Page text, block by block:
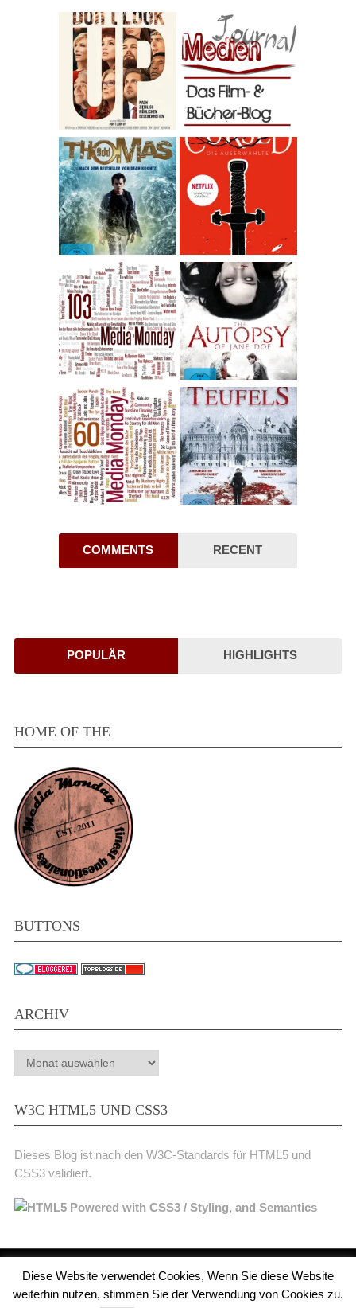
COMMENTS RECENT
POPULÄR HIGHLIGHTS
HOME OF THE
BUTTONS
ARCHIV
Archiv
W3C HTML5 UND CSS3
Dieses Blog ist nach den W3C-Standards für HTML5 und
CSS3 validiert.
MedienjournalCopyright © 2026.
© 2011 - 2018 Medienjournal. Alle Rechte vorbehalten. Theme von
Diese Website verwendet Cookies, Wenn Sie diese Website
weiterhin nutzen, stimmen Sie der Verwendung von Cookies zu.